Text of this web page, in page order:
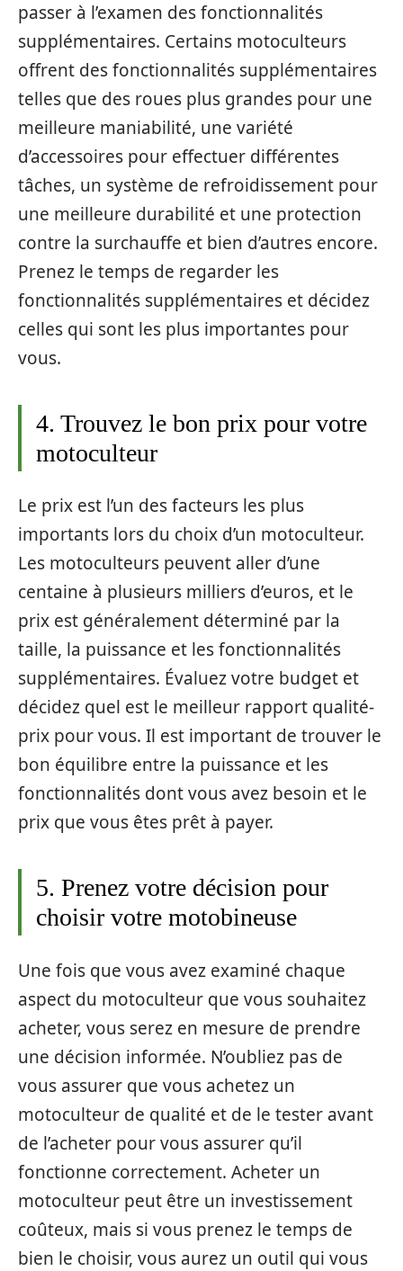
passer à l’examen des fonctionnalités
supplémentaires. Certains motoculteurs
offrent des fonctionnalités supplémentaires
telles que des roues plus grandes pour une
meilleure maniabilité, une variété
d’accessoires pour effectuer différentes
tâches, un système de refroidissement pour
une meilleure durabilité et une protection
contre la surchauffe et bien d’autres encore.
Prenez le temps de regarder les
fonctionnalités supplémentaires et décidez
celles qui sont les plus importantes pour
vous.
4. Trouvez le bon prix pour votre
motoculteur
Le prix est l’un des facteurs les plus
importants lors du choix d’un motoculteur.
Les motoculteurs peuvent aller d’une
centaine à plusieurs milliers d’euros, et le
prix est généralement déterminé par la
taille, la puissance et les fonctionnalités
supplémentaires. Évaluez votre budget et
décidez quel est le meilleur rapport qualité-
prix pour vous. Il est important de trouver le
bon équilibre entre la puissance et les
fonctionnalités dont vous avez besoin et le
prix que vous êtes prêt à payer.
5. Prenez votre décision pour
choisir votre motobineuse
Une fois que vous avez examiné chaque
aspect du motoculteur que vous souhaitez
acheter, vous serez en mesure de prendre
une décision informée. N’oubliez pas de
vous assurer que vous achetez un
motoculteur de qualité et de le tester avant
de l’acheter pour vous assurer qu’il
fonctionne correctement. Acheter un
motoculteur peut être un investissement
coûteux, mais si vous prenez le temps de
bien le choisir, vous aurez un outil qui vous